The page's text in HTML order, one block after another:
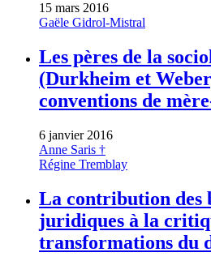
15 mars 2016
Gaële Gidrol-Mistral
Les pères de la
(Durkheim et
conventions de
6 janvier 2016
Anne Saris †
Régine Tremblay
La contribution des
juridiques à la
transformations du